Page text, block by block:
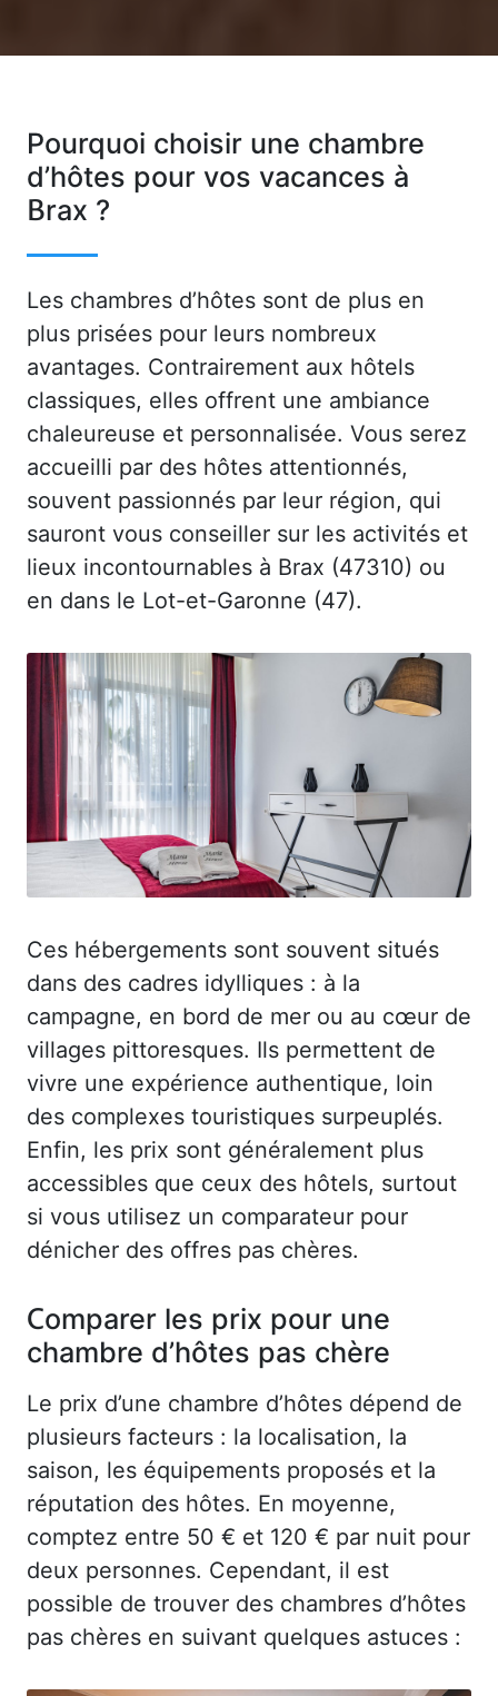
Pourquoi choisir une chambre
d’hôtes pour vos vacances à
Brax ?
Les chambres d’hôtes sont de plus en
plus prisées pour leurs nombreux
avantages. Contrairement aux hôtels
classiques, elles offrent une ambiance
chaleureuse et personnalisée. Vous serez
accueilli par des hôtes attentionnés,
souvent passionnés par leur région, qui
sauront vous conseiller sur les activités et
lieux incontournables à Brax (47310) ou
en dans le Lot-et-Garonne (47).
Ces hébergements sont souvent situés
dans des cadres idylliques : à la
campagne, en bord de mer ou au cœur de
villages pittoresques. Ils permettent de
vivre une expérience authentique, loin
des complexes touristiques surpeuplés.
Enfin, les prix sont généralement plus
accessibles que ceux des hôtels, surtout
si vous utilisez un comparateur pour
dénicher des offres pas chères.
Comparer les prix pour une
chambre d’hôtes pas chère
Le prix d’une chambre d’hôtes dépend de
plusieurs facteurs : la localisation, la
saison, les équipements proposés et la
réputation des hôtes. En moyenne,
comptez entre 50 € et 120 € par nuit pour
deux personnes. Cependant, il est
possible de trouver des chambres d’hôtes
pas chères en suivant quelques astuces :